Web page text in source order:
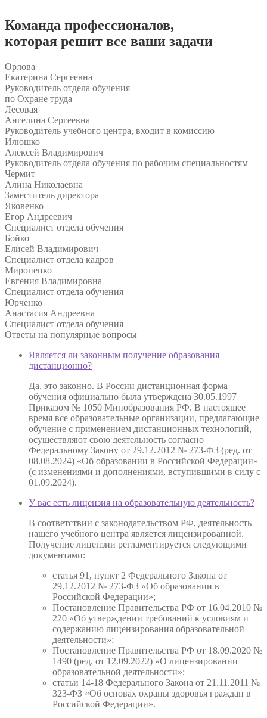
Команда профессионалов,
которая решит все ваши задачи
Орлова
Екатерина Сергеевна
Руководитель отдела обучения
по Охране труда
Лесовая
Ангелина Сергеевна
Руководитель учебного центра, входит в комиссию
Илюшко
Алексей Владимирович
Руководитель отдела обучения по рабочим специальностям
Чермит
Алина Николаевна
Заместитель директора
Яковенко
Егор Андреевич
Специалист отдела обучения
Бойко
Елисей Владимирович
Специалист отдела кадров
Мироненко
Евгения Владимировна
Специалист отдела обучения
Юрченко
Анастасия Андреевна
Специалист отдела обучения
Ответы на популярные вопросы
Является ли законным получение образования
дистанционно?
Да, это законно. В России дистанционная форма
обучения официально была утверждена 30.05.1997
Приказом № 1050 Минобразования РФ. В настоящее
время все образовательные организации, предлагающие
обучение с применением дистанционных технологий,
осуществляют свою деятельность согласно
Федеральному Закону от 29.12.2012 № 273-ФЗ (ред. от
08.08.2024) «Об образовании в Российской Федерации»
(с изменениями и дополнениями, вступившими в силу с
01.09.2024).
У вас есть лицензия на образовательную деятельность?
В соответствии с законодательством РФ, деятельность
нашего учебного центра является лицензированной.
Получение лицензии регламентируется следующими
документами:
статья 91, пункт 2 Федерального Закона от
29.12.2012 № 273-ФЗ «Об образовании в
Российской Федерации»;
Постановление Правительства РФ от 16.04.2010 №
220 «Об утверждении требований к условиям и
содержанию лицензирования образовательной
деятельности»;
Постановление Правительства РФ от 18.09.2020 №
1490 (ред. от 12.09.2022) «О лицензировании
образовательной деятельности»;
статьи 14-18 Федерального Закона от 21.11.2011 №
323-ФЗ «Об основах охраны здоровья граждан в
Российской Федерации».